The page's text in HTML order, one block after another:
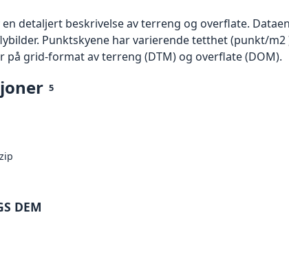
detaljert beskrivelse av terreng og overflate.
Punktskyene har varierende tetthet (punkt/
på grid-format av terreng (DTM) og overflate (DOM).
5
DEM